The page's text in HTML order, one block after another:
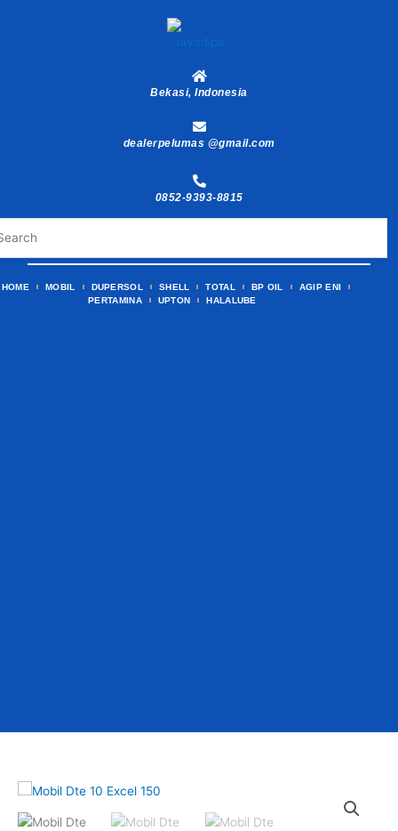
Bekasi, Indonesia
dealerpelumas @gmail.com
0852-9393-8815
HOME MOBIL DUPERSOL SHELL TOTAL BP OIL
AGIP ENI
PERTAMINA
UPTON HALALUBE